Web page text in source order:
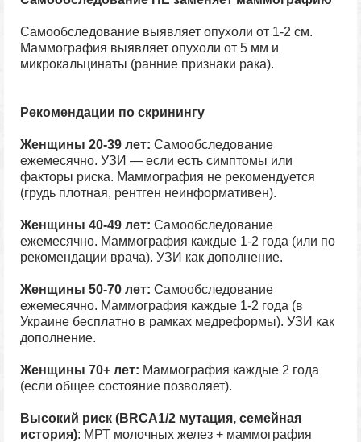
Самообследование выявляет опухоли от 1-2 см.
Маммография выявляет опухоли от 5 мм и
микрокальцинаты (ранние признаки рака).
Рекомендации по скринингу
Женщины 20-39 лет: Самообследование
ежемесячно. УЗИ — если есть симптомы или
факторы риска. Маммография не рекомендуется
(грудь плотная, рентген неинформативен).
Женщины 40-49 лет: Самообследование
ежемесячно. Маммография каждые 1-2 года (или по
рекомендации врача). УЗИ как дополнение.
Женщины 50-70 лет: Самообследование
ежемесячно. Маммография каждые 1-2 года (в
Украине бесплатно в рамках медреформы). УЗИ как
дополнение.
Женщины 70+ лет: Маммография каждые 2 года
(если общее состояние позволяет).
Высокий риск (BRCA1/2 мутация, семейная
история): МРТ молочных желез + маммография